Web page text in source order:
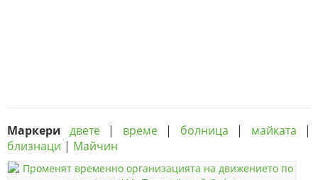
Маркери двете| време| болница | майката |
близнаци | Майчин